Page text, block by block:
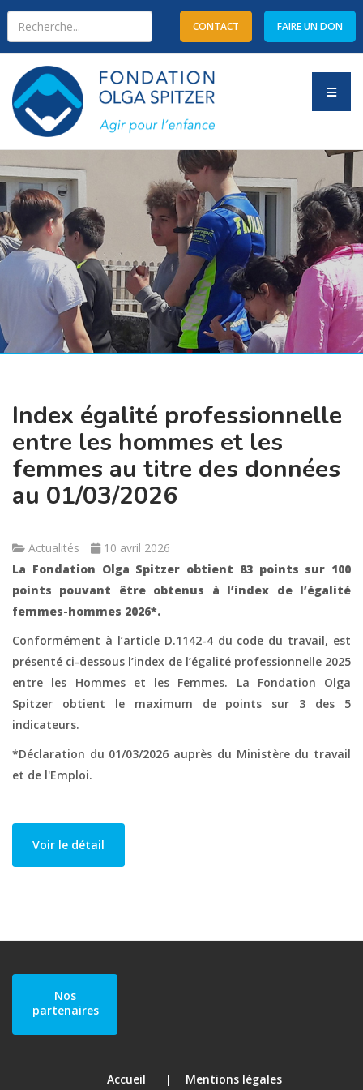
Type 2 or more characters
for results.
CONTACT FAIRE UN DON
Index égalité professionnelle
entre les hommes et les
femmes au titre des données
au 01/03/2026
Actualités
10 avril 2026
La Fondation Olga Spitzer obtient 83 points sur 100
points pouvant être obtenus à l’index de l’égalité
femmes-hommes 2026*.
Conformément à l’article D.1142-4 du code du travail, est
présenté ci-dessous l’index de l’égalité professionnelle 2025
entre les Hommes et les Femmes. La Fondation Olga
Spitzer obtient le maximum de points sur 3 des 5
indicateurs.
*Déclaration du 01/03/2026 auprès du Ministère du travail
et de l'Emploi.
Voir le détail
Nos
partenaires
Accueil Mentions légales